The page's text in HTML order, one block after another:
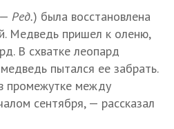
Ред.) была восстановлена
Медведь пришел к оленю,
В схватке леопард
пытался ее забрать.
промежутке между
сентября, — рассказал